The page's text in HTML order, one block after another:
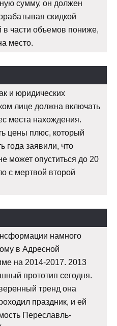
сумму, он должен
скидкой
части объемов пониже,
место.
и юридических
лице должна включать
места нахождения.
цены плюс, который
года заявили, что
может опуститься до 20
с мертвой второй
намного
в Адресной
на 2014-2017. 2013
прототип сегодня.
тренд она
праздник, и ей
Переславль-